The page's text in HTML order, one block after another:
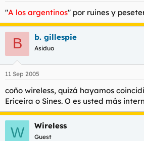
"A los argentinos" por ruines y
B b. gillespie
Asiduo
11 Sep 2005
coño wireless, quizá hayamos
Ericeira o Sines. O es usted más
W Wireless
Guest